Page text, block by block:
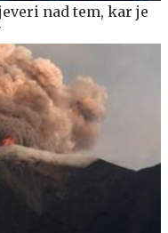
nad tem, kar je